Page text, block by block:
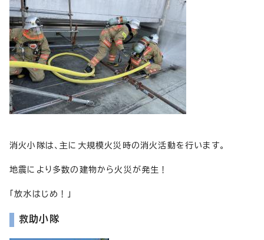
消火小隊は、主に大規模火災時の消火活動を行います。
地震により多数の建物から火災が発生！
「放水はじめ！」
救助小隊